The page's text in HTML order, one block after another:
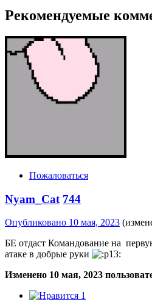
Рекомендуемые
Пожаловаться
Nyam_Cat 744
Опубликовано 10 мая, 2023
БЕ отдаст Командование на
атаке в добрые руки
Изменено 10 мая, 2023
1